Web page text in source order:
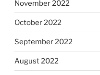
November 2022
October 2022
September 2022
August 2022